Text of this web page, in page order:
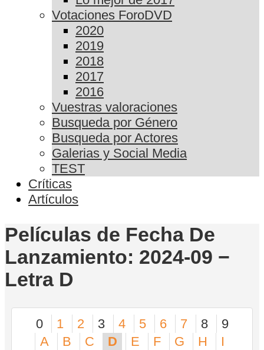
Votaciones ForoDVD
2020
2019
2018
2017
2016
Vuestras valoraciones
Busqueda por Género
Busqueda por Actores
Galerias y Social Media
TEST
Críticas
Artículos
Películas de Fecha De
Lanzamiento: 2024-09 −
Letra D
0 1 2 3 4 5 6 7 8
9
A
B C D E F G H
I